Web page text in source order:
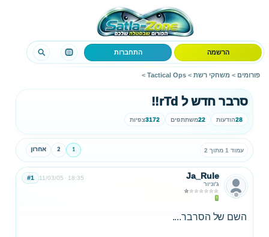
הרשמה התחברות
פורומים > משחקי רשת >
Tactical Ops
>
סרבר חדש ל rTd!!
28הודעות 22משתתפים 3172צפיות
עמוד 1 מתוך 2 1
2 אחרון
Ja_Rule
ג'וניור
11/03/05 18:35
#1
השם של הסרבר....